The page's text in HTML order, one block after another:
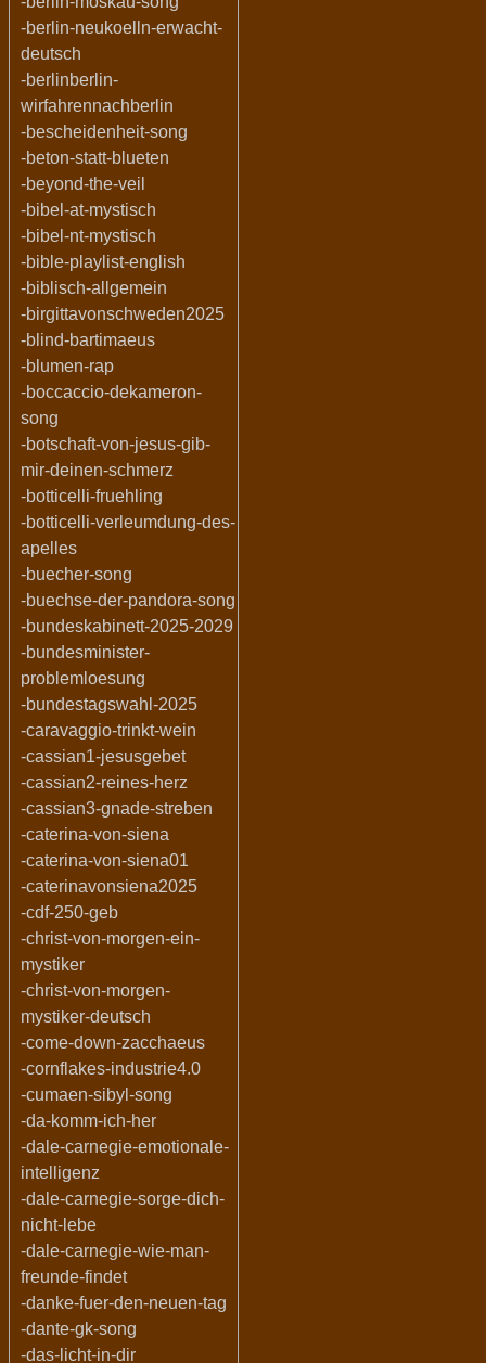
-berlin-neukoelln-erwacht-
deutsch
-berlinberlin-
wirfahrennachberlin
-bescheidenheit-song
-beton-statt-blueten
-beyond-the-veil
-bibel-at-mystisch
-bibel-nt-mystisch
-bible-playlist-english
-biblisch-allgemein
-birgittavonschweden2025
-blind-bartimaeus
-blumen-rap
-boccaccio-dekameron-
song
-botschaft-von-jesus-gib-
mir-deinen-schmerz
-botticelli-fruehling
-botticelli-verleumdung-des-
apelles
-buecher-song
-buechse-der-pandora-song
-bundeskabinett-2025-2029
-bundesminister-
problemloesung
-bundestagswahl-2025
-caravaggio-trinkt-wein
-cassian1-jesusgebet
-cassian2-reines-herz
-cassian3-gnade-streben
-caterina-von-siena
-caterina-von-siena01
-caterinavonsiena2025
-cdf-250-geb
-christ-von-morgen-ein-
mystiker
-christ-von-morgen-
mystiker-deutsch
-come-down-zacchaeus
-cornflakes-industrie4.0
-cumaen-sibyl-song
-da-komm-ich-her
-dale-carnegie-emotionale-
intelligenz
-dale-carnegie-sorge-dich-
nicht-lebe
-dale-carnegie-wie-man-
freunde-findet
-danke-fuer-den-neuen-tag
-dante-gk-song
-das-licht-in-dir